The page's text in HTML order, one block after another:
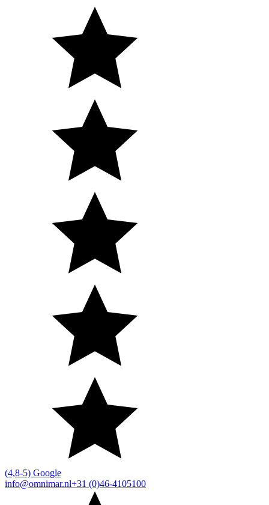
(4,8-5) Google
info@omnimar.nl+31 (0)46-4105100